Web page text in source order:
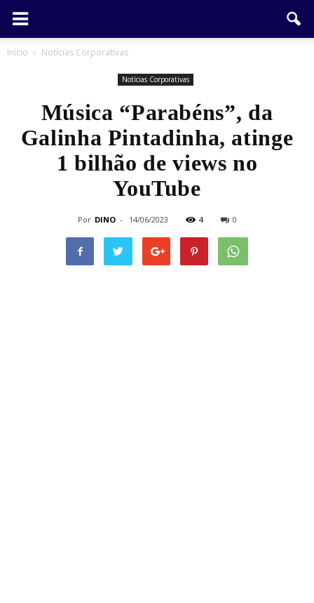
Início Notícias Corporativas
Notícias Corporativas
Música “Parabéns”, da
Galinha Pintadinha, atinge
1 bilhão de views no
YouTube
Por DINO - 14/06/2023 4 0